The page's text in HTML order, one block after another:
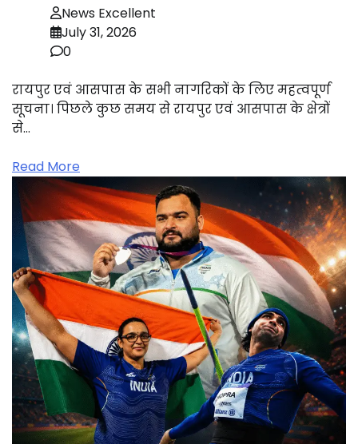
News Excellent
July 31, 2026
0
रायपुर एवं आसपास के सभी नागरिकों के लिए महत्वपूर्ण
सूचना। पिछले कुछ समय से रायपुर एवं आसपास के क्षेत्रों
से…
Read More